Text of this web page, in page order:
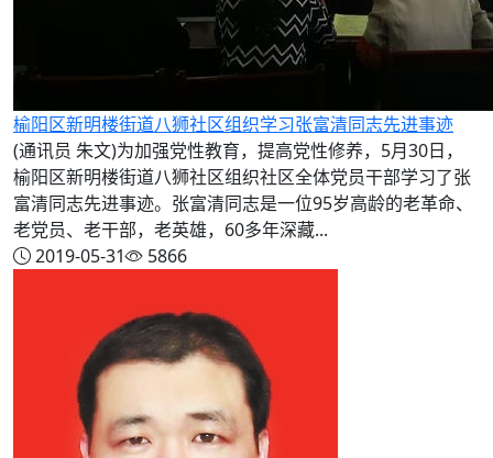
榆阳区新明楼街道八狮社区组织学习张富清同志先进事迹
(通讯员 朱文)为加强党性教育，提高党性修养，5月30日，
榆阳区新明楼街道八狮社区组织社区全体党员干部学习了张
富清同志先进事迹。张富清同志是一位95岁高龄的老革命、
老党员、老干部，老英雄，60多年深藏...
2019-05-31
5866